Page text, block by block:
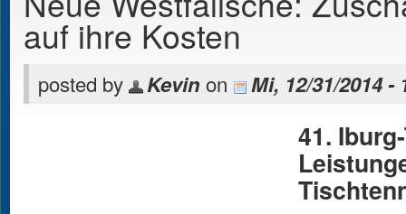
auf ihre Kosten
posted by Kevin on Mi, 12/31/2014 -
41.